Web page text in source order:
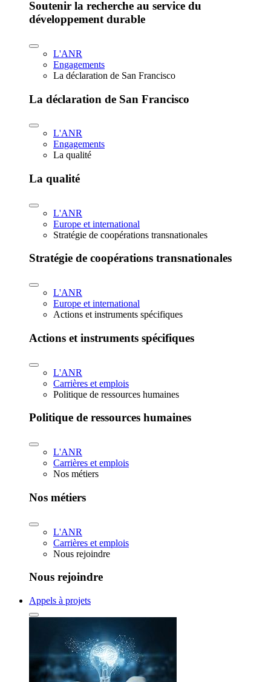
Soutenir la recherche au service du
développement durable
L'ANR
Engagements
La déclaration de San Francisco
La déclaration de San Francisco
L'ANR
Engagements
La qualité
La qualité
L'ANR
Europe et international
Stratégie de coopérations transnationales
Stratégie de coopérations transnationales
L'ANR
Europe et international
Actions et instruments spécifiques
Actions et instruments spécifiques
L'ANR
Carrières et emplois
Politique de ressources humaines
Politique de ressources humaines
L'ANR
Carrières et emplois
Nos métiers
Nos métiers
L'ANR
Carrières et emplois
Nous rejoindre
Nous rejoindre
Appels à projets